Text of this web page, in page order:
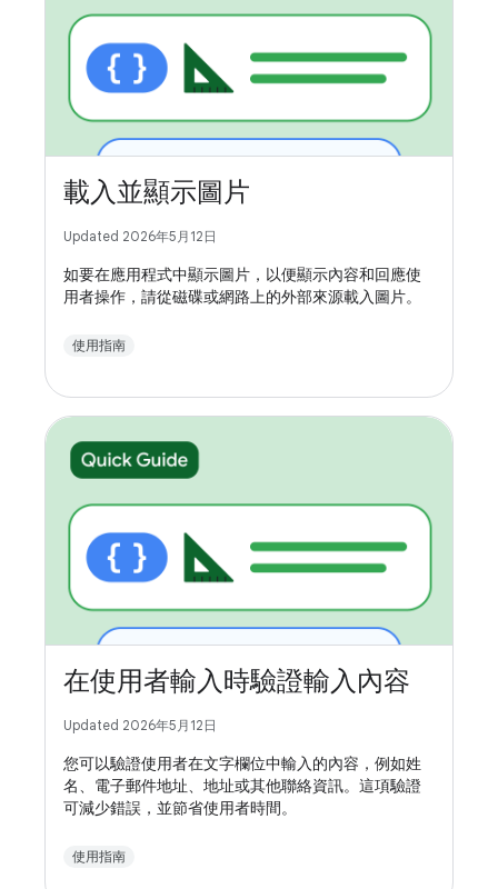
載入並顯示圖片
Updated 2026年5月12日
如要在應用程式中顯示圖片，以便顯示內容和回應使
用者操作，請從磁碟或網路上的外部來源載入圖片。
使用指南
在使用者輸入時驗證輸入內容
Updated 2026年5月12日
您可以驗證使用者在文字欄位中輸入的內容，例如姓
名、電子郵件地址、地址或其他聯絡資訊。這項驗證
可減少錯誤，並節省使用者時間。
使用指南